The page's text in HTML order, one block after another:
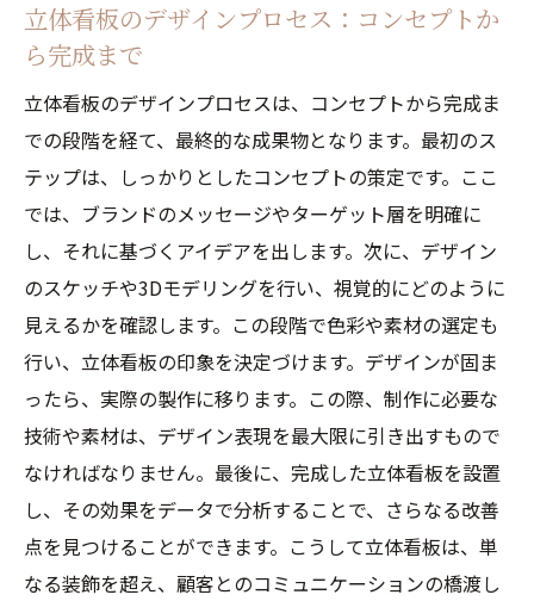
立体看板のデザインプロセス：コンセプトか
ら完成まで
立体看板のデザインプロセスは、コンセプトから完成ま
での段階を経て、最終的な成果物となります。最初のス
テップは、しっかりとしたコンセプトの策定です。ここ
では、ブランドのメッセージやターゲット層を明確に
し、それに基づくアイデアを出します。次に、デザイン
のスケッチや3Dモデリングを行い、視覚的にどのように
見えるかを確認します。この段階で色彩や素材の選定も
行い、立体看板の印象を決定づけます。デザインが固ま
ったら、実際の製作に移ります。この際、制作に必要な
技術や素材は、デザイン表現を最大限に引き出すもので
なければなりません。最後に、完成した立体看板を設置
し、その効果をデータで分析することで、さらなる改善
点を見つけることができます。こうして立体看板は、単
なる装飾を超え、顧客とのコミュニケーションの橋渡し